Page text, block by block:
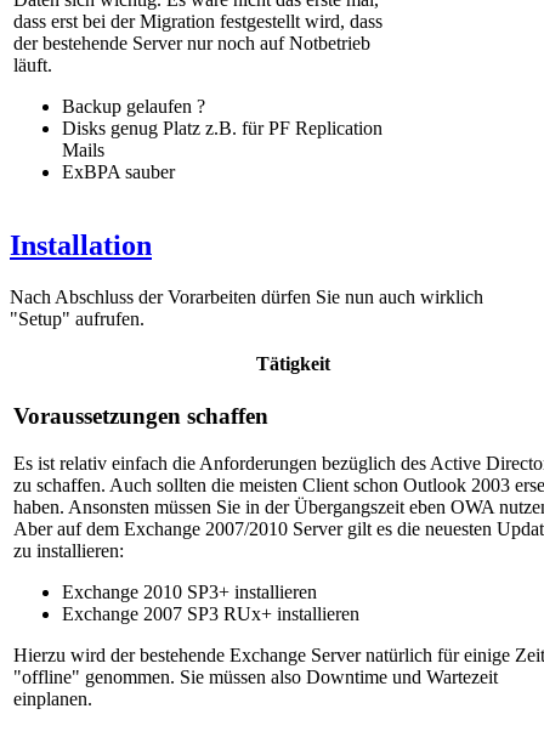
dass erst bei der Migration festgestellt wird, dass
der bestehende Server nur noch auf Notbetrieb
läuft.
Backup gelaufen ?
Disks genug Platz z.B. für PF Replication
Mails
ExBPA sauber
Installation
Nach Abschluss der Vorarbeiten dürfen Sie nun auch wirklich
"Setup" aufrufen.
Tätigkeit
Voraussetzungen schaffen
Es ist relativ einfach die Anforderungen bezüglich des Active
zu schaffen. Auch sollten die meisten Client schon Outlook 2003
haben. Ansonsten müssen Sie in der Übergangszeit eben OWA
Aber auf dem Exchange 2007/2010 Server gilt es die neuesten
zu installieren:
Exchange 2010 SP3+ installieren
Exchange 2007 SP3 RUx+ installieren
Hierzu wird der bestehende Exchange Server natürlich für einige Zeit
"offline" genommen. Sie müssen also Downtime und Wartezeit
einplanen.